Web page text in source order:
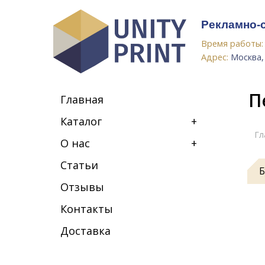
Рекламно-
Время работы:
Адрес:
Главная
Каталог
+
О нас
+
Статьи
Отзывы
Контакты
Доставка